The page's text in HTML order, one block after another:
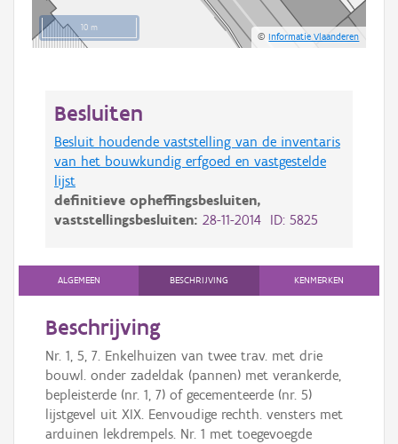
10 m
©Informatie Vlaanderen
Besluiten
Besluit houdende vaststelling van de inventaris
van het bouwkundig erfgoed en vastgestelde
lijst
definitieve opheffingsbesluiten,
vaststellingsbesluiten: 28-11-2014 ID: 5825
ALGEMEEN BESCHRIJVING KENMERKEN
Beschrijving
Nr. 1, 5, 7. Enkelhuizen van twee trav. met drie
bouwl. onder zadeldak (pannen) met verankerde,
bepleisterde (nr. 1, 7) of gecementeerde (nr. 5)
lijstgevel uit XIX. Eenvoudige rechth. vensters met
arduinen lekdrempels. Nr. 1 met toegevoegde